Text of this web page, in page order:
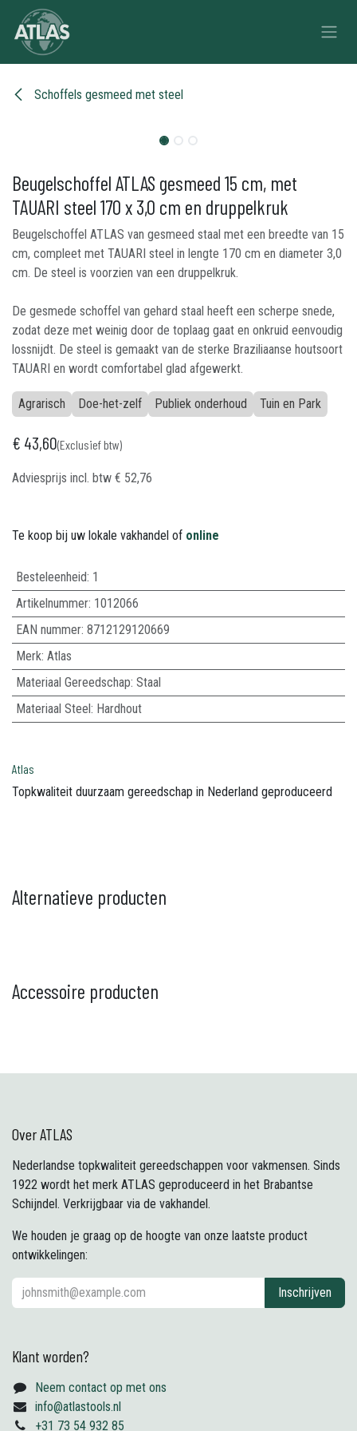
Overslaan naar inhoud
Schoffels gesmeed met steel
Beugelschoffel ATLAS gesmeed 15 cm, met
TAUARI steel 170 x 3,0 cm en druppelkruk
Beugelschoffel ATLAS van gesmeed staal met een breedte van 15
cm, compleet met TAUARI steel in lengte 170 cm en diameter 3,0
cm. De steel is voorzien van een druppelkruk.
De gesmede schoffel van gehard staal heeft een scherpe snede,
zodat deze met weinig door de toplaag gaat en onkruid eenvoudig
lossnijdt. De steel is gemaakt van de sterke Braziliaanse houtsoort
TAUARI en wordt comfortabel glad afgewerkt.
Agrarisch Doe-het-zelf Publiek onderhoud Tuin en Park
€ 43,60(Exclusief btw)
Adviesprijs incl. btw € 52,76
Te koop bij uw lokale vakhandel of online
Besteleenheid: 1
Artikelnummer: 1012066
EAN nummer: 8712129120669
Merk: Atlas
Materiaal Gereedschap: Staal
Materiaal Steel: Hardhout
Atlas
Topkwaliteit duurzaam gereedschap in Nederland geproduceerd
Alternatieve producten
Accessoire producten
Over ATLAS
Nederlandse topkwaliteit gereedschappen voor vakmensen. Sinds
1922 wordt het merk ATLAS geproduceerd in het Brabantse
Schijndel. Verkrijgbaar via de vakhandel.
We houden je graag op de hoogte van onze laatste product
ontwikkelingen:
Inschrijven
Klant worden?
Neem contact op met ons
info@atlastools.nl
+31 73 54 932 85